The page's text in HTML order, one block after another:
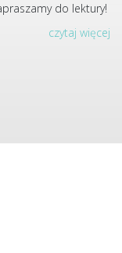
do lektury!
czytaj więcej